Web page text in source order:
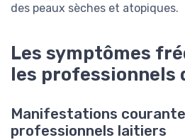
des peaux sèches et atopiques.
Les symptômes
les professionnels
Manifestations
professionnels laitiers